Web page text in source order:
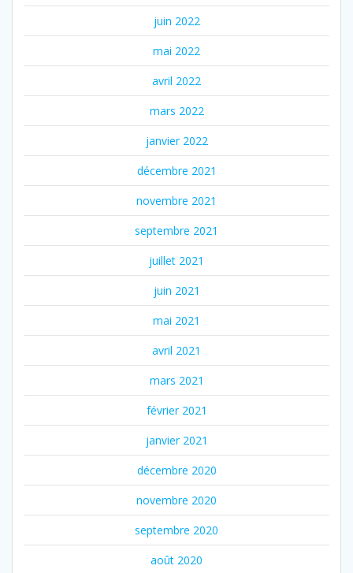
juin 2022
mai 2022
avril 2022
mars 2022
janvier 2022
décembre 2021
novembre 2021
septembre 2021
juillet 2021
juin 2021
mai 2021
avril 2021
mars 2021
février 2021
janvier 2021
décembre 2020
novembre 2020
septembre 2020
août 2020